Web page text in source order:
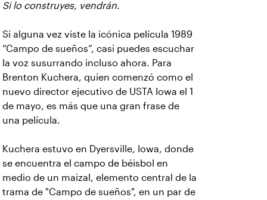
Si lo construyes, vendrán.
Si alguna vez viste la icónica película 1989
“Campo de sueños”, casi puedes escuchar
la voz susurrando incluso ahora. Para
Brenton Kuchera, quien comenzó como el
nuevo director ejecutivo de USTA Iowa el 1
de mayo, es más que una gran frase de
una película.
Kuchera estuvo en Dyersville, Iowa, donde
se encuentra el campo de béisbol en
medio de un maizal, elemento central de la
trama de "Campo de sueños", en un par de